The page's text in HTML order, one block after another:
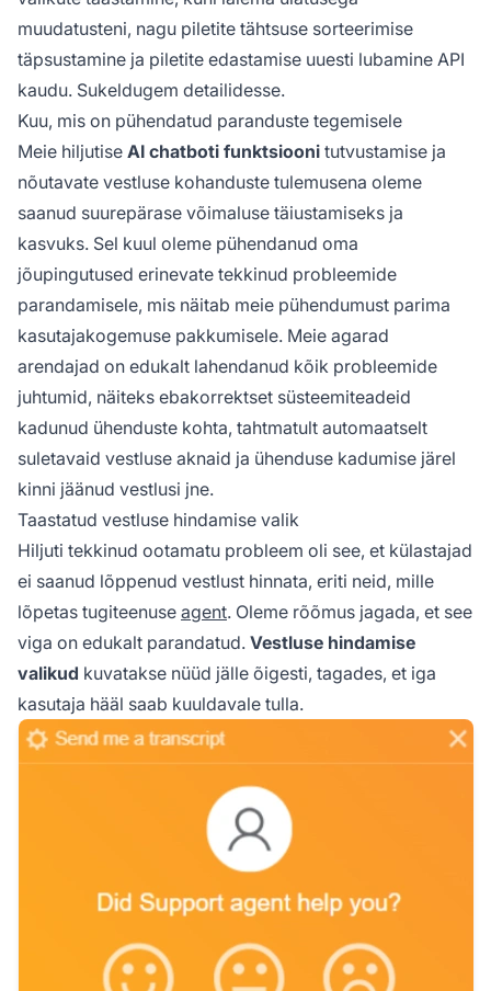
muudatusteni, nagu piletite tähtsuse sorteerimise
täpsustamine ja piletite edastamise uuesti lubamine API
kaudu. Sukeldugem detailidesse.
Kuu, mis on pühendatud paranduste tegemisele
Meie hiljutise AI chatboti funktsiooni tutvustamise ja
nõutavate vestluse kohanduste tulemusena oleme
saanud suurepärase võimaluse täiustamiseks ja
kasvuks. Sel kuul oleme pühendanud oma
jõupingutused erinevate tekkinud probleemide
parandamisele, mis näitab meie pühendumust parima
kasutajakogemuse pakkumisele. Meie agarad
arendajad on edukalt lahendanud kõik probleemide
juhtumid, näiteks ebakorrektset süsteemiteadeid
kadunud ühenduste kohta, tahtmatult automaatselt
suletavaid vestluse aknaid ja ühenduse kadumise järel
kinni jäänud vestlusi jne.
Taastatud vestluse hindamise valik
Hiljuti tekkinud ootamatu probleem oli see, et külastajad
ei saanud lõppenud vestlust hinnata, eriti neid, mille
lõpetas tugiteenuse agent. Oleme rõõmus jagada, et see
viga on edukalt parandatud. Vestluse hindamise
valikud kuvatakse nüüd jälle õigesti, tagades, et iga
kasutaja hääl saab kuuldavale tulla.